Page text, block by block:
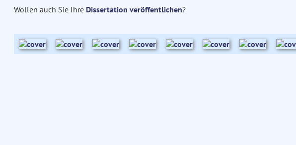
Wollen auch Sie Ihre Dissertation veröffentlichen?